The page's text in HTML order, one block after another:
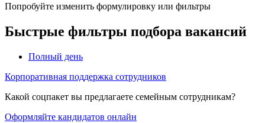
Попробуйте изменить формулировку или фильтры
Быстрые фильтры подбора вакансий
Полный день
Корпоративная поддержка сотрудников
Какой соцпакет вы предлагаете семейным сотрудникам?
Оформляйте кандидатов онлайн